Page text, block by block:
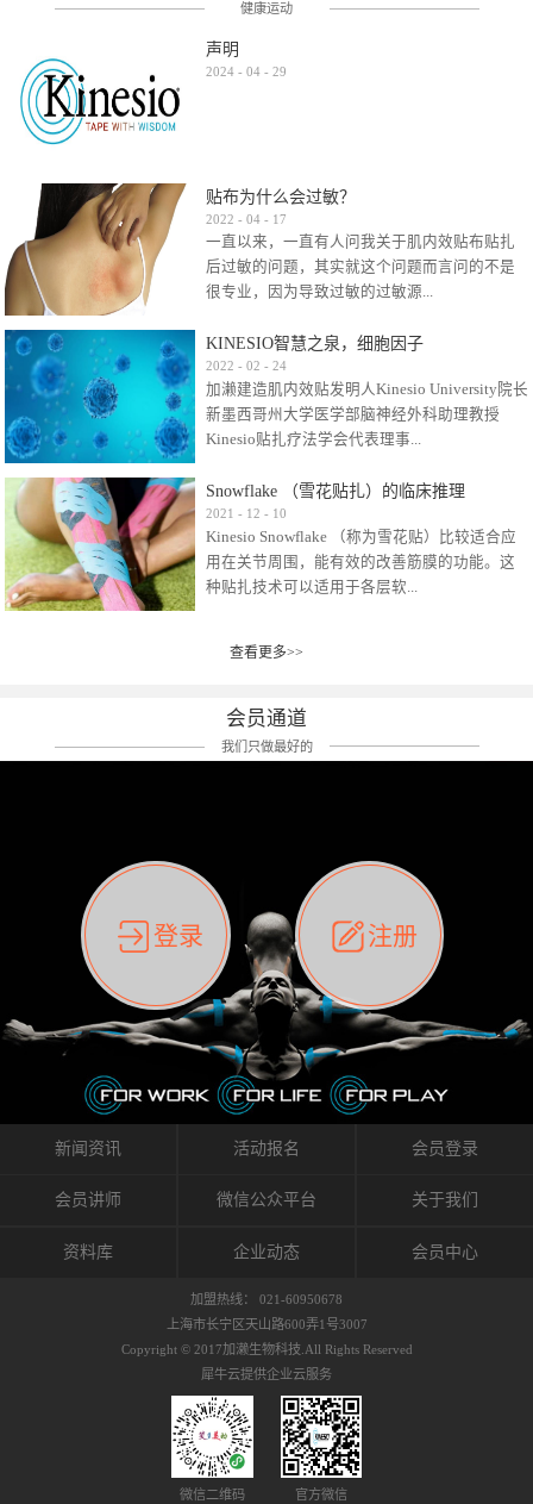
健康运动
声明
2024 - 04 - 29
贴布为什么会过敏？
2022 - 04 - 17
一直以来，一直有人问我关于肌内效贴布贴扎
后过敏的问题，其实就这个问题而言问的不是
很专业，因为导致过敏的过敏源...
很多，比如试穿件衣服有时都会过敏，特定条
件下吃东西有时也会过敏，难道不吃不穿了？
其他品牌的在此我们不予评价，就KINESIO肌内
效贴布来说，40多年的研究开发制造肌内效贴
比如我本人，几乎天天接触KINESIO肌内效，无
论从皮肤适应性还是本人皮肤本身就不属于不
易过敏的那种，基本不会有过敏瘙痒的情况。
但是，当身体不适、休息不好、持续紧张等特
殊因素的影响下，有时还是会出现瘙痒过敏的
前后后居家近30天左右，感觉日子都日夜颠倒
痛影响走路。当天疼痛部贴了EDF和胃十字，膝
关节贴了半月板贴布。第2天第12肋部的EDF和
消失，贴布也没有出现进一步瘙痒过敏。而膝
关节的半月板贴布张力用的100%，但自始至终
它都很坚强的贴着，没有出现过任何瘙痒的迹
象。不同的条件下，同一个身体，不同的部位
皮肤的敏感度也有不同。因此我们KINESIO要做
的，是在研发生产过程中竭尽全力的降低致敏
性，减少贴布本身带来的致敏率。那到底是什
么原因引起的过敏瘙痒呢？我整理了以下内容
仅供大家参考，希望能给予大家帮助。首先我
们分析解剖下过敏的原因，然后简说一下
KINESIO贴布贴扎后预防应对。我把导致过敏的
原因，简单分为外因和内因。外因1，贴布贴布
括：1）面料的伸展率、回缩率、纤维的刺激
能会给皮肤带来过度的刺激，从而引起过敏瘙
KINESIO智慧之泉，细胞因子
2022 - 02 - 24
加濑建造肌内效贴发明人Kinesio University院长
新墨西哥州大学医学部脑神经外科助理教授
Kinesio贴扎疗法学会代表理事...
Kinesio Taping Association International
（KTAI）名誉会长 身体具有免疫、疼痛、细胞
破坏、发热、修复、增殖、再生等自然愈合能
力。 多作为细胞因子存在于皮肤表皮、真皮、
扎疗法）的效果是通过创造一个环境，使每种
以激发身体的自然愈合能力。 通常，药物会削
弱细胞因子的作用，单方面还会引起副作用的
症状。 与此相比，Kinesio肌内效贴创造了细
的控制仍有许多未知。 细胞因子是一种酵素，
各种各样的酵素起着适当的作用，为细胞创造
了适合居住的环境。 在现代医学上，这种细胞
因子是一种酶的观点往往被否定，但在体内有
有毒细菌和无毒细菌，它们起着保持身体平衡
的作用。 Kinesio肌内效贴不像药物那样在短时
间内表现出症状，而是通过花费时间创造一个
对身体没有伤害（副作用等）的环境来减轻症
状。 但是，由于营养、精神、运动的平衡被破
坏，各种细胞就会发生病态变化。 在一定的状
态下，细胞因子会自动捕捉异常，并在细胞之
间传递适当的修复信息。可以收集各自所需的
因子级联；细胞因子的连锁反应）。 如果这种
者甚至提供不需要的物质。 因此，身体所需的
自然愈合能力不仅不能发挥作用，反而会造成
恶化的环境。Kinesio肌内效贴的作用，就是解
决这些问题。 KinesioTaping ® （Kinesio贴扎
疗法）的概念是空（空间），动（流动），冷
（抑制热的上升），为了实现这些，贴布的质
作出来。 特别地，Kinesio Medical
Tappling®（Kinesio医疗贴扎）通过从皮肤表面
长时间给予适...
Snowflake （雪花贴扎）的临床推理
2021 - 12 - 10
Kinesio Snowflake （称为雪花贴）比较适合应
用在关节周围，能有效的改善筋膜的功能。这
种贴扎技术可以适用于各层软...
组织:肌肉，肌腱，韧带（主要围绕有问题的关
状，而是指贴布本身很重量，以及贴布刺激的
类型。贴布的应用充分利用了体内由间质液组
成的自然流体力学的流体层。这种轻微的刺激
间，还可以在单片贴布上提供支持和深度刺
激。通过对间质液的适当控制，可以连接皮下
筋膜，对关节进行非常轻柔的刺激，增加患部
的治疗区域。 snowflake“雪花”贴布不会妨碍皮
肤上下左右运动，有效的辅助修复关节周围组
织的筋膜。它可以作用于关节或肌肉表面，释
放压力，刺激深层筋膜。“雪花”贴扎疗法是一
种可以改变肌肉、筋膜和间质液之间自然流动
关系的方法。 间质液间质被称为人体的新器
官。研究人员认为，整个身体的网络是由坚韧
且柔软的蛋白质结构所支撑的相互连接的充满
流体的空间构成的。如果作为脏器，这是人体
最大的脏器，约占体重的20%（相比之下，皮
内流通，有助于细胞的再生和恢复。“1”“雪花”
周围进行轻柔的刺激，改善受影响的关节和肌
到辅助修复损伤组织的作用。对组织的营养供
膜，韧带和关节周围皮下组织的关节囊。 流
体力学理论加濑博士-Kinesio肌内效贴布的发明
人流体力学理论是以对日常生活产生反复影响
的纤细筋膜的性质为焦点。 筋膜容易受到外部
查看更多>>
会员通道
我们只做最好的
登录 注册
新闻资讯 活动报名 会员登录
会员讲师 微信公众平台 关于我们
资料库 企业动态 会员中心
加盟热线： 021-60950678
上海市长宁区天山路600弄1号3007
Copyright © 2017加濑生物科技.All Rights Reserved
犀牛云提供企业云服务
微信二维码 官方微信